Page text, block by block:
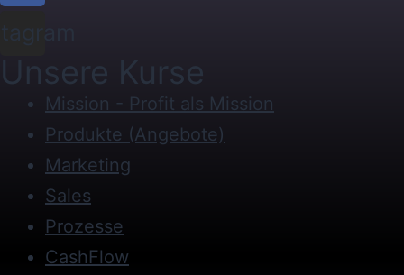
Unsere Kurse
Mission - Profit als Mission
Produkte (Angebote)
Marketing
Sales
Prozesse
CashFlow